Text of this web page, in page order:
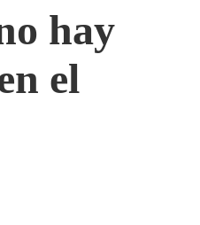
hay
el